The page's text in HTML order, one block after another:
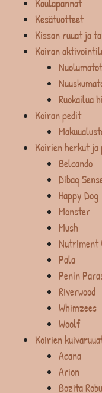
Kaulapannat
Kesätuotteet
Kissan ruuat ja
Koiran
Nuolumatot
Ruokailua
Koiran pedit
Koirien herkut ja
Belcando
Dibaq
Happy Dog
Monster
Mush
Nutriment
Pala
Penin
Riverwood
Whimzees
Woolf
Koirien
Acana
Arion
Bozita